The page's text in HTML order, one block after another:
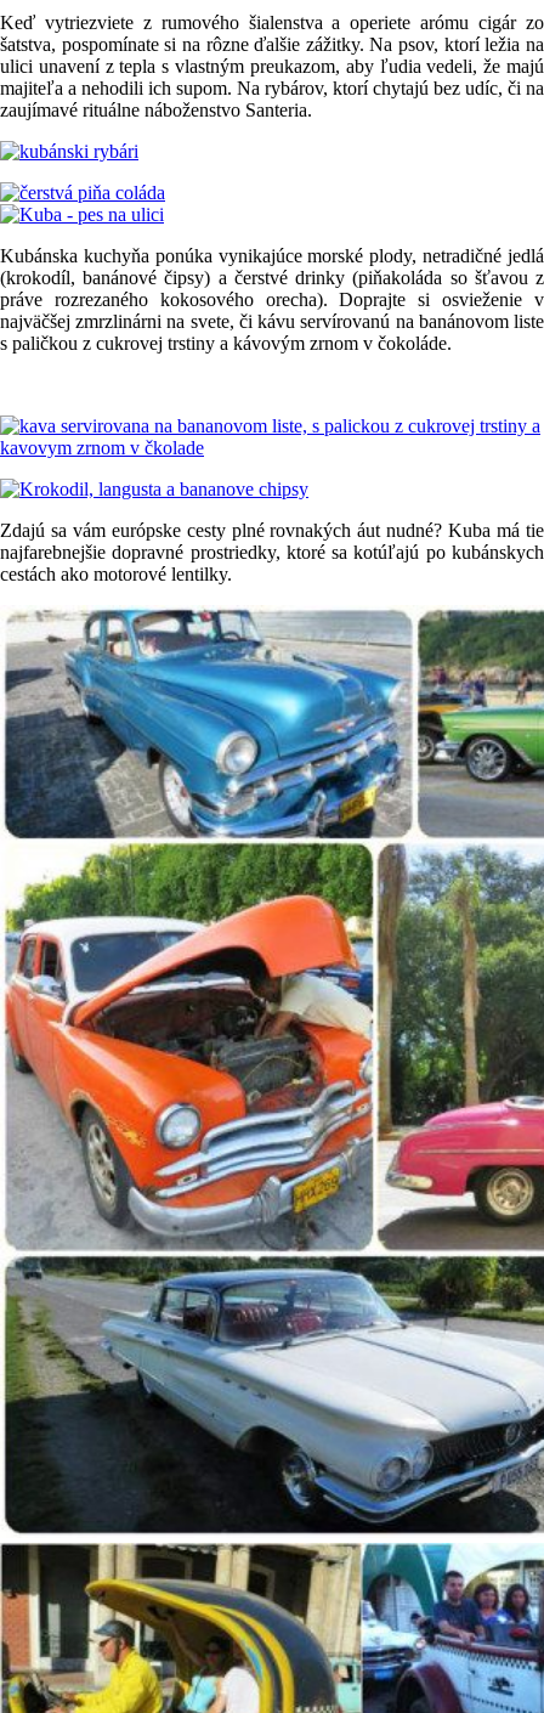
Keď vytriezviete z rumového šialenstva a operiete arómu cigár zo
šatstva, pospomínate si na rôzne ďalšie zážitky. Na psov, ktorí ležia na
ulici unavení z tepla s vlastným preukazom, aby ľudia vedeli, že majú
majiteľa a nehodili ich supom. Na rybárov, ktorí chytajú bez udíc, či na
zaujímavé rituálne náboženstvo Santeria.
Kubánska kuchyňa ponúka vynikajúce morské plody, netradičné jedlá
(krokodíl, banánové čipsy) a čerstvé drinky (piňakoláda so šťavou z
práve rozrezaného kokosového orecha). Doprajte si osvieženie v
najväčšej zmrzlinárni na svete, či kávu servírovanú na banánovom liste
s paličkou z cukrovej trstiny a kávovým zrnom v čokoláde.
Zdajú sa vám európske cesty plné rovnakých áut nudné? Kuba má tie
najfarebnejšie dopravné prostriedky, ktoré sa kotúľajú po kubánskych
cestách ako motorové lentilky.